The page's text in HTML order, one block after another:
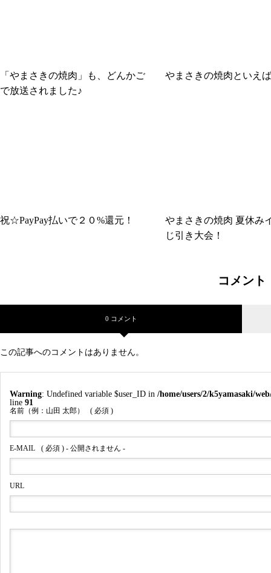
「やまさきの焼肉」も、どんかご
で放送されました♪
やまさきの焼肉といえ
祝☆PayPay払いで２０%還元！
やまさきの焼肉 夏休み
じ引き大会！
コメント
0 コメント
この記事へのコメントはありません。
Warning : Undefined variable $user_ID in /home/users/2/k5yamasaki/
line 91
名前（例：山田 太郎） ( 必須 )
E-MAIL ( 必須 ) - 公開されません -
URL